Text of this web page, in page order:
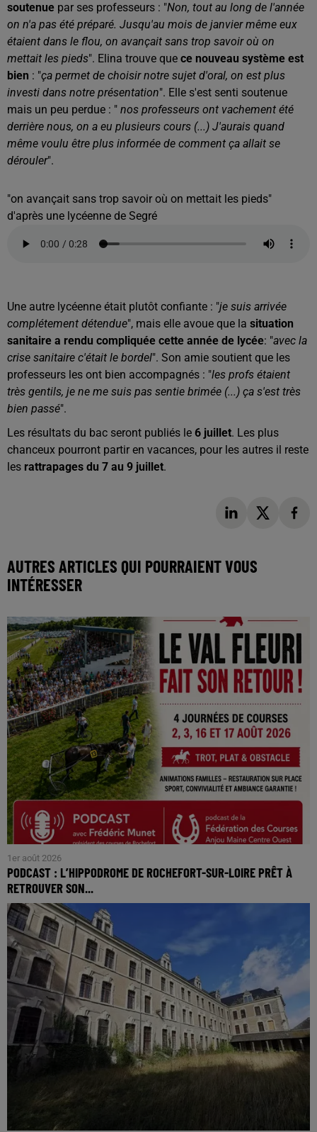
soutenue par ses professeurs : "Non, tout au long de l'année
on n'a pas été préparé. Jusqu'au mois de janvier même eux
étaient dans le flou, on avançait sans trop savoir où on
mettait les pieds". Elina trouve que ce nouveau système est
bien : "ça permet de choisir notre sujet d'oral, on est plus
investi dans notre présentation". Elle s'est senti soutenue
mais un peu perdue : " nos professeurs ont vachement été
derrière nous, on a eu plusieurs cours (...) J'aurais quand
même voulu être plus informée de comment ça allait se
dérouler".
"on avançait sans trop savoir où on mettait les pieds"
d'après une lycéenne de Segré
Une autre lycéenne était plutôt confiante : "je suis arrivée
complétement détendue", mais elle avoue que la situation
sanitaire a rendu compliquée cette année de lycée: "avec la
crise sanitaire c'était le bordel". Son amie soutient que les
professeurs les ont bien accompagnés : "les profs étaient
très gentils, je ne me suis pas sentie brimée (...) ça s'est très
bien passé".
Les résultats du bac seront publiés le 6 juillet. Les plus
chanceux pourront partir en vacances, pour les autres il reste
les rattrapages du 7 au 9 juillet.
AUTRES ARTICLES QUI POURRAIENT VOUS
INTÉRESSER
1er août 2026
PODCAST : L’HIPPODROME DE ROCHEFORT-SUR-LOIRE PRÊT À
RETROUVER SON...